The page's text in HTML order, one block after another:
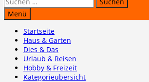
nach:
Menü
Startseite
Haus & Garten
Dies & Das
Urlaub & Reisen
Hobby & Freizeit
Kategorieübersicht